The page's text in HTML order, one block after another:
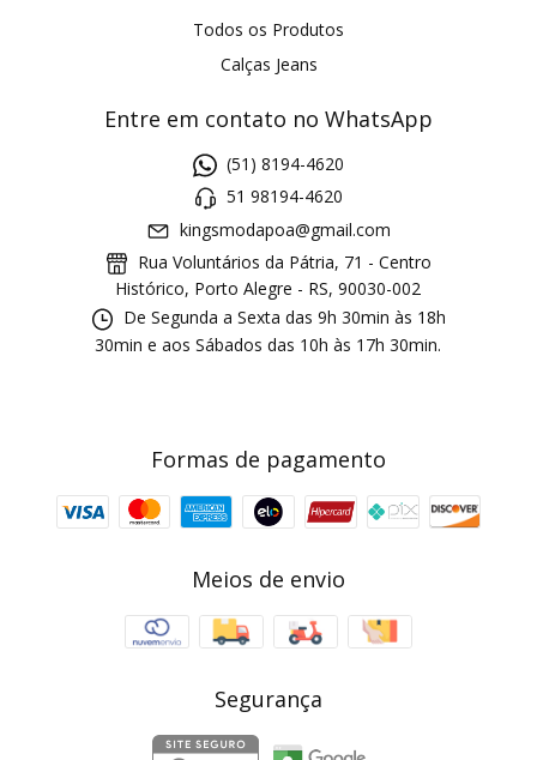
Todos os Produtos
Calças Jeans
Entre em contato no WhatsApp
(51) 8194-4620
51 98194-4620
kingsmodapoa@gmail.com
Rua Voluntários da Pátria, 71 - Centro
Histórico, Porto Alegre - RS, 90030-002
De Segunda a Sexta das 9h 30min às 18h
30min e aos Sábados das 10h às 17h 30min.
Formas de pagamento
Meios de envio
Segurança